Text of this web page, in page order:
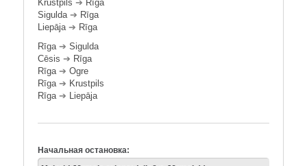
Krustpils ➔ Rīga
Sigulda➔ Rīga
Liepāja➔ Rīga
Rīga➔ Sigulda
Cēsis ➔ Rīga
Rīga➔ Ogre
Rīga➔ Krustpils
Rīga➔ Liepāja
Начальная остановка: